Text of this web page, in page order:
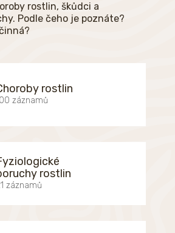
rostlin, škůdci a
Podle čeho je poznáte?
rostlin
záznamů
rostlin
záznamů